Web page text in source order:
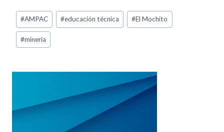
#AMPAC #educación técnica #El Mochito
#minería